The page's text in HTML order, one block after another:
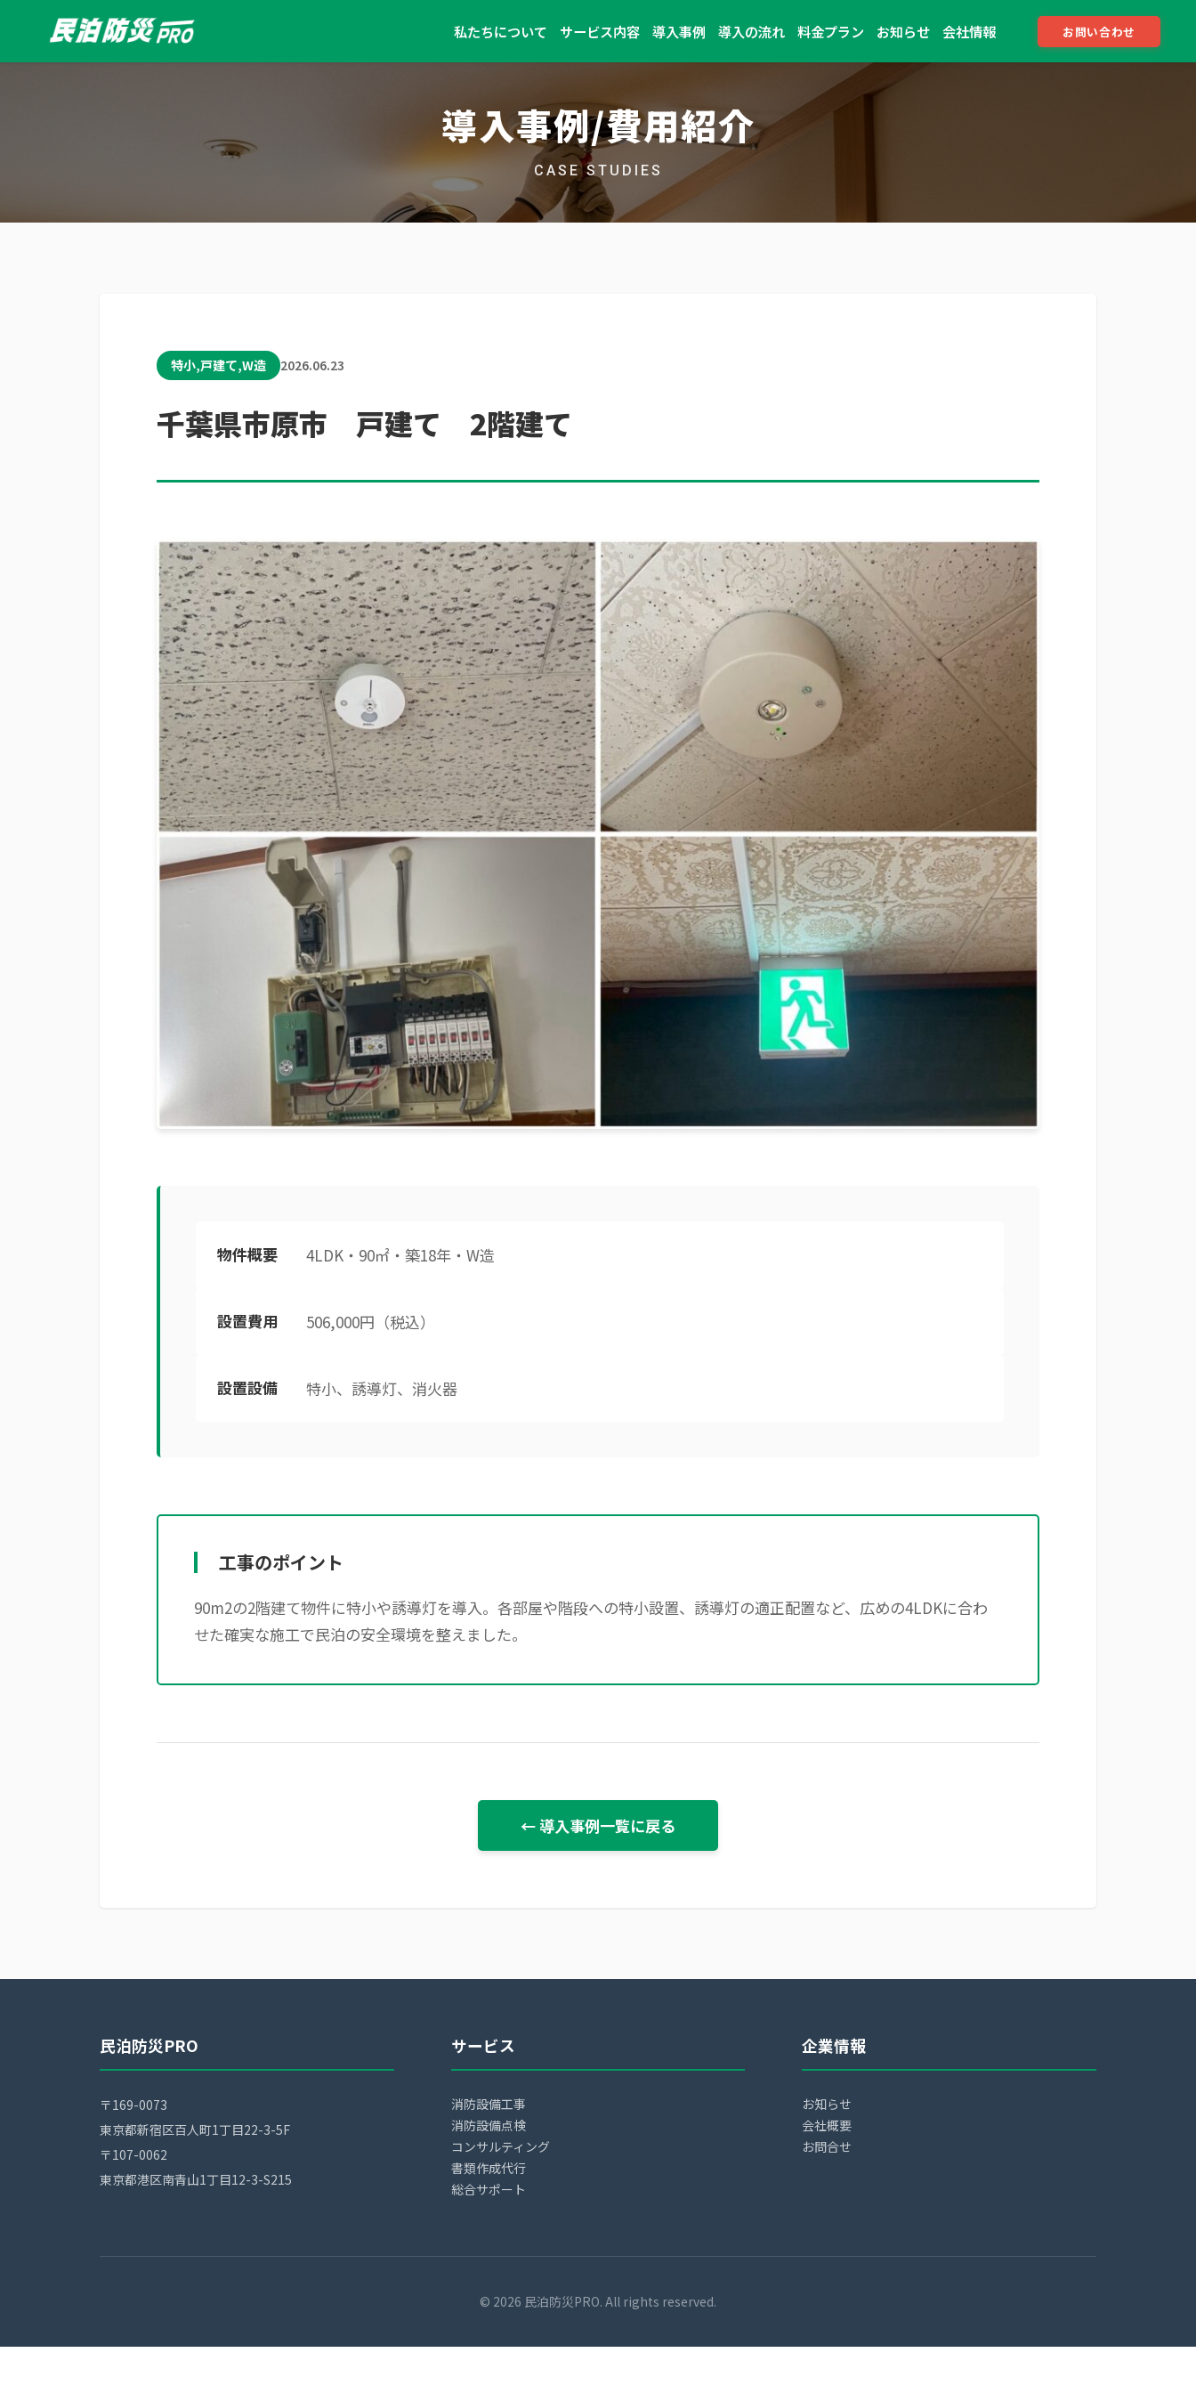
私たちについて サービス内容 導入事例 導入の流れ 料金プラン お知らせ 会社情報 お問い合わせ
導入事例/費用紹介
CASE STUDIES
特小,戸建て,W造 2026.06.23
千葉県市原市 戸建て 2階建て
物件概要 4LDK・90㎡・築18年・W造
設置費用 506,000円（税込）
設置設備 特小、誘導灯、消火器
工事のポイント
90m2の2階建て物件に特小や誘導灯を導入。各部屋や階段への特小設置、誘導灯の適正配置など、広めの4LDKに合わ
せた確実な施工で民泊の安全環境を整えました。
← 導入事例一覧に戻る
民泊防災PRO
〒169-0073
東京都新宿区百人町1丁目22-3-5F
〒107-0062
東京都港区南青山1丁目12-3-S215
サービス
消防設備工事
消防設備点検
コンサルティング
書類作成代行
総合サポート
企業情報
お知らせ
会社概要
お問合せ
© 2026 民泊防災PRO. All rights reserved.